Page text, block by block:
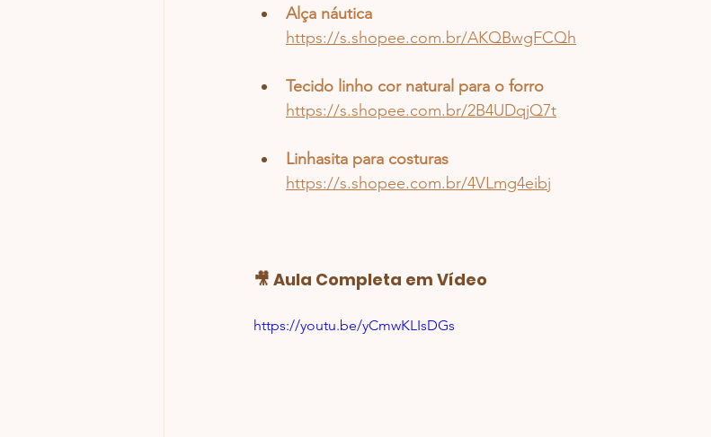
Alça náutica
https://s.shopee.com.br/AKQBwgFCQh
Tecido linho cor natural para o forro
https://s.shopee.com.br/2B4UDqjQ7t
Linhasita para costuras
https://s.shopee.com.br/4VLmg4eibj
🎥 Aula Completa em Vídeo
https://youtu.be/yCmwKLIsDGs